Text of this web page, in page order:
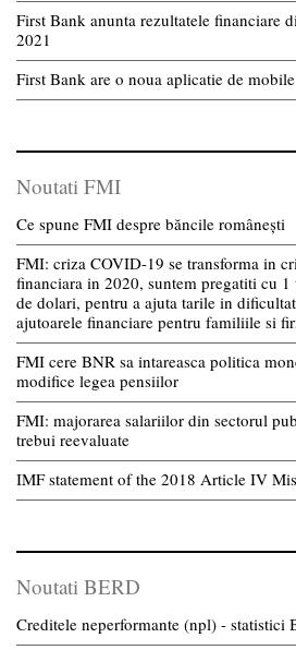
First Bank anunta rezultatele financiare
2021
First Bank are o noua aplicatie de
Noutati FMI
Ce spune FMI despre băncile românești
FMI: criza COVID-19 se transforma in
financiara in 2020, suntem pregatiti cu
de dolari, pentru a ajuta tarile in
ajutoarele financiare pentru familiile si
FMI cere BNR sa intareasca politica
modifice legea pensiilor
FMI: majorarea salariilor din sectorul
trebui reevaluate
IMF statement of the 2018 Article IV
Noutati BERD
Creditele neperformante (npl) - statistici